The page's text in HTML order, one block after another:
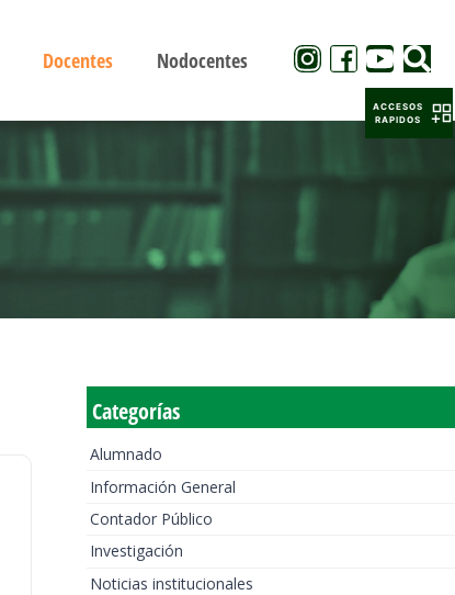
Docentes Nodocentes
Categorías
Alumnado
Información General
Contador Público
Investigación
Noticias institucionales
ACCESOS
RAPIDOS